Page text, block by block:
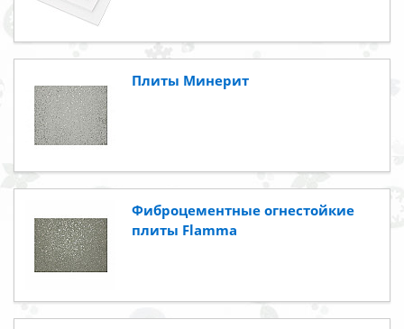
Плиты Минерит
Фиброцементные огнестойкие
плиты Flamma